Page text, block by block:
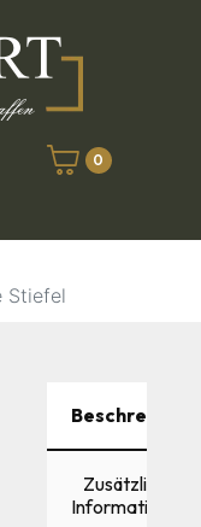
0
Stiefel
Beschreibung
Zusätzliche
Informationen